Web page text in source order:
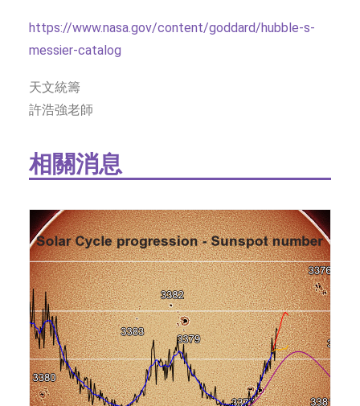
https://www.nasa.gov/content/goddard/hubble-s-
messier-catalog
天文統籌
許浩強老師
相關消息